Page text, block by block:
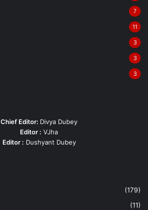
7
11
3
3
3
Chief Editor: Divya Dubey
Editor : VJha
Editor : Dushyant Dubey
(179)
(11)